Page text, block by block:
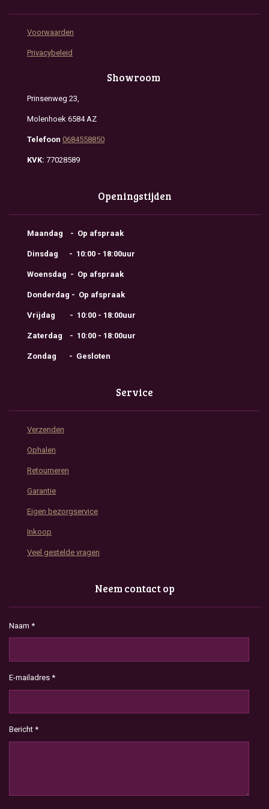
Voorwaarden
Privacybeleid
Showroom
Prinsenweg 23,
Molenhoek 6584 AZ
Telefoon 0684558850
KVK: 77028589
Openingstijden
Maandag - Op afspraak
Dinsdag - 10:00 - 18:00uur
Woensdag - Op afspraak
Donderdag - Op afspraak
Vrijdag - 10:00 - 18:00uur
Zaterdag - 10:00 - 18:00uur
Zondag - Gesloten
Service
Verzenden
Ophalen
Retourneren
Garantie
Eigen bezorgservice
Inkoop
Veel gestelde vragen
Neem contact op
Naam *
E-mailadres *
Bericht *